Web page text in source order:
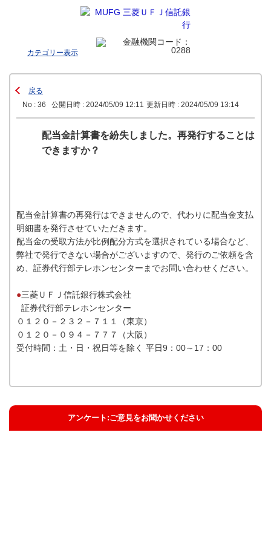
カテゴリー表示
戻る
No : 36
公開日時 : 2024/05/09 12:11 更新日時 : 2024/05/09 13:14
配当金計算書を紛失しました。再発行することは
できますか？
配当金計算書の再発行はできませんので、代わりに配当金支払
明細書を発行させていただきます。
配当金の受取方法が比例配分方式を選択されている場合など、
弊社で発行できない場合がございますので、発行のご依頼を含
め、証券代行部テレホンセンターまでお問い合わせください。
●三菱ＵＦＪ信託銀行株式会社
証券代行部テレホンセンター
０１２０－２３２－７１１（東京）
０１２０－０９４－７７７（大阪）
受付時間：土・日・祝日等を除く 平日9：00～17：00
アンケート:ご意見をお聞かせください